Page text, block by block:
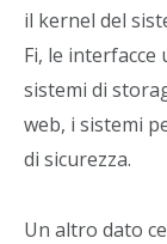
il kernel del
Fi, le interfacce
sistemi di
web, i sistemi
di sicurezza.
Un altro dato